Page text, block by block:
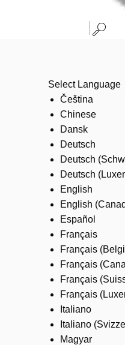
Select Language
Čeština
Chinese
Dansk
Deutsch
Deutsch
Deutsch
English
English
Español
Français
Français
Français
Français
Français
Italiano
Italiano
Magyar